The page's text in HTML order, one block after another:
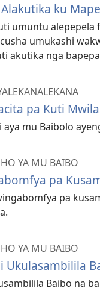
ku
umuntu
umukashi
akutika nga
pa Kuti
aya mu Baibolo
YA MU BAIBO
pa
pa
YA MU BAIBO
Ukulasambilila
Baibo na